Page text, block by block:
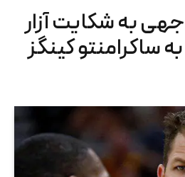
به شکایت آزار
ساکرامنتو کینگز